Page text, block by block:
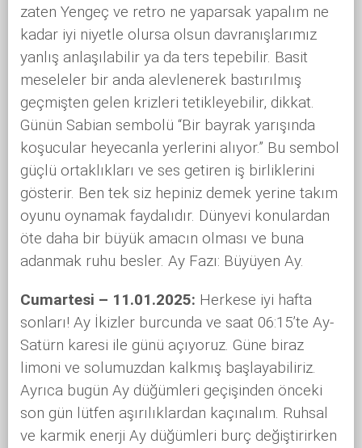
zaten Yengeç ve retro ne yaparsak yapalım ne
kadar iyi niyetle olursa olsun davranışlarımız
yanlış anlaşılabilir ya da ters tepebilir. Basit
meseleler bir anda alevlenerek bastırılmış
geçmişten gelen krizleri tetikleyebilir, dikkat.
Günün Sabian sembolü “Bir bayrak yarışında
koşucular heyecanla yerlerini alıyor.” Bu sembol
güçlü ortaklıkları ve ses getiren iş birliklerini
gösterir. Ben tek siz hepiniz demek yerine takım
oyunu oynamak faydalıdır. Dünyevi konulardan
öte daha bir büyük amacın olması ve buna
adanmak ruhu besler. Ay Fazı: Büyüyen Ay.
Cumartesi – 11.01.2025: Herkese iyi hafta
sonları! Ay İkizler burcunda ve saat 06:15’te Ay-
Satürn karesi ile günü açıyoruz. Güne biraz
limoni ve solumuzdan kalkmış başlayabiliriz.
Ayrıca bugün Ay düğümleri geçişinden önceki
son gün lütfen aşırılıklardan kaçınalım. Ruhsal
ve karmik enerji Ay düğümleri burç değiştirirken